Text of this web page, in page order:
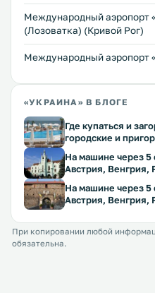
Международный аэропорт
(Лозоватка) (Кривой Рог)
Международный аэропорт
«УКРАИНА» В БЛОГЕ
Где купаться и
городские и
На машине через 5
Австрия, Венгрия,
На машине через 5
Австрия,
При копировании любой
обязательна.